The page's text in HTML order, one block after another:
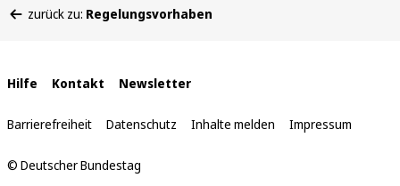
befinden
zurück zu: Regelungsvorhaben
Interne
Links
Hilfe Kontakt Newsletter
Barrierefreiheit Datenschutz Inhalte melden Impressum
© Deutscher Bundestag